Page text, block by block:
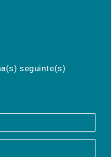
seguinte(s)